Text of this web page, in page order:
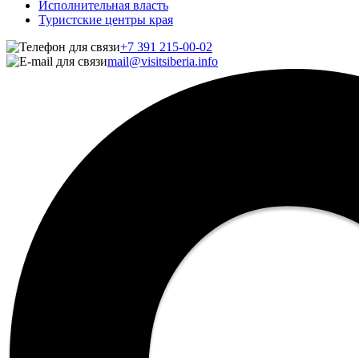
Исполнительная власть
Туристские центры края
+7 391 215-00-02
mail@visitsiberia.info